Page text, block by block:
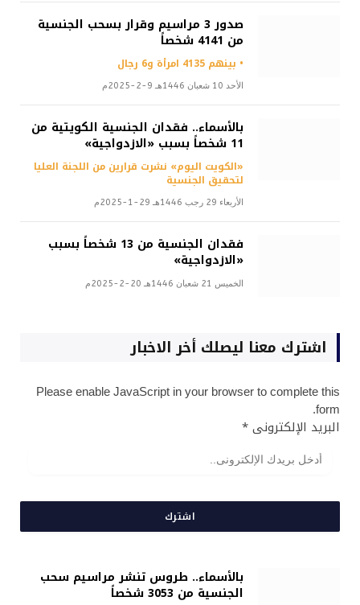
صدور 3 مراسيم وقرار بسحب الجنسية
من 4141 شخصاً
• بينهم 4135 امرأة و6 رجال
الأحد 10 شعبان 1446هـ 9-2-2025م
بالأسماء.. فقدان الجنسية الكويتية من
11 شخصاً بسبب «الازدواجية»
«الكويت اليوم» نشرت قرارين من اللجنة العليا
لتحقيق الجنسية
الأربعاء 29 رجب 1446هـ 29-1-2025م
فقدان الجنسية من 13 شخصاً بسبب
«الازدواجية»
الخميس 21 شعبان 1446هـ 20-2-2025م
اشترك معنا ليصلك أخر الاخبار
Please enable JavaScript in your browser to complete this
form.
البريد الإلكترونى*
اشترك
بالأسماء.. طروس تنشر مراسيم سحب
الجنسية من 3053 شخصاً